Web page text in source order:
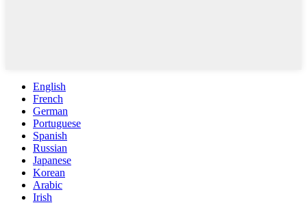
English
French
German
Portuguese
Spanish
Russian
Japanese
Korean
Arabic
Irish